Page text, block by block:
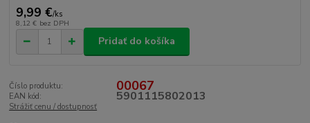
9,99 €/ks
8,12 € bez DPH
Pridať do košíka
Číslo produktu: 00067
EAN kód: 5901115802013
Strážiť cenu / dostupnosť